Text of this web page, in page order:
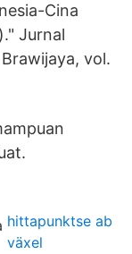
Cina
Jurnal
vol.
hittapunktse ab
växel